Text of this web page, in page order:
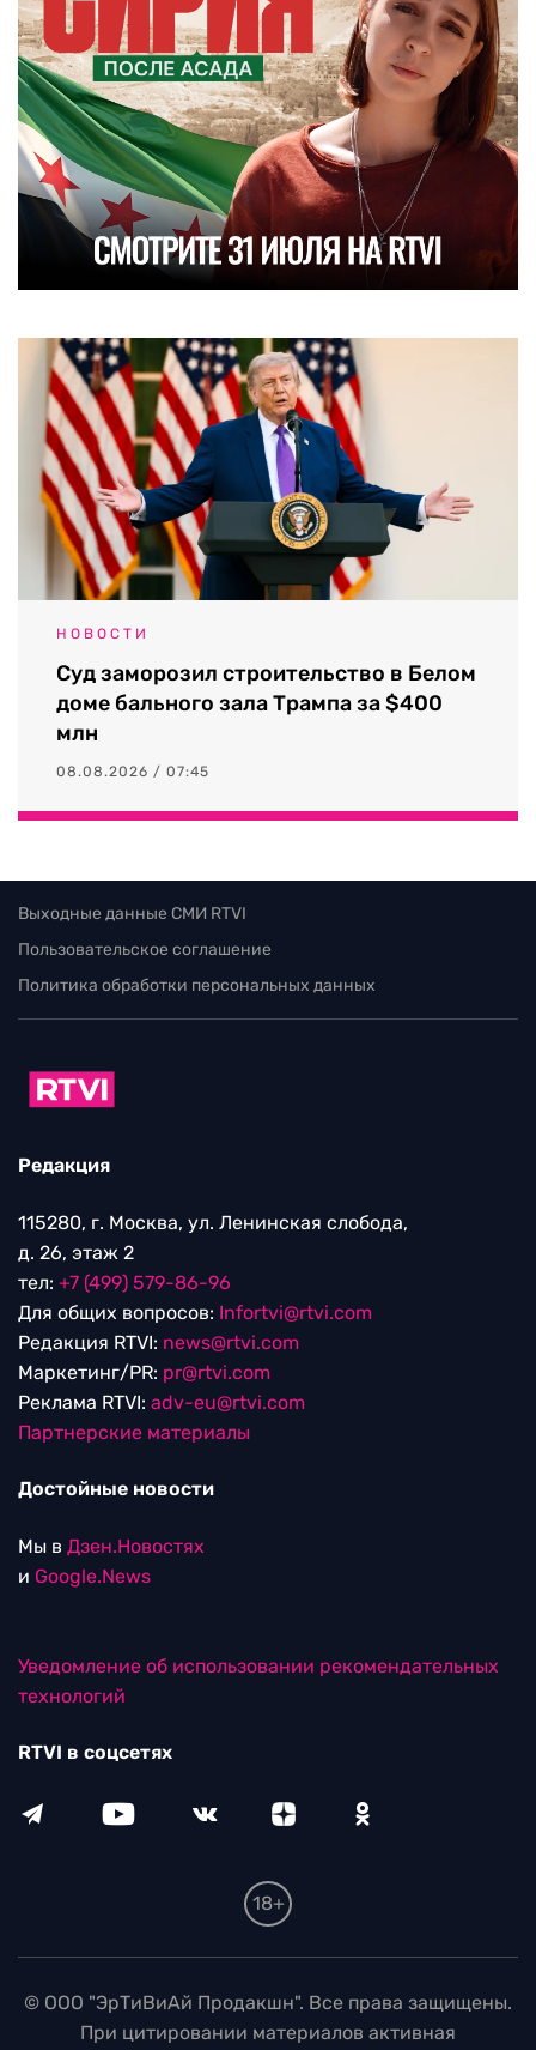
НОВОСТИ
Суд заморозил строительство в Белом
доме бального зала Трампа за $400
млн
08.08.2026 / 07:45
Выходные данные СМИ RTVI
Пользовательское соглашение
Политика обработки персональных данных
Редакция
115280, г. Москва, ул. Ленинская слобода,
д. 26, этаж 2
тел: +7 (499) 579-86-96
Для общих вопросов: Infortvi@rtvi.com
Редакция RTVI: news@rtvi.com
Маркетинг/PR: pr@rtvi.com
Реклама RTVI: adv-eu@rtvi.com
Партнерские материалы
Достойные новости
Мы в Дзен.Новостях
и Google.News
Уведомление об использовании рекомендательных
технологий
RTVI в соцсетях
18+
© ООО "ЭрТиВиАй Продакшн". Все права защищены.
При цитировании материалов активная